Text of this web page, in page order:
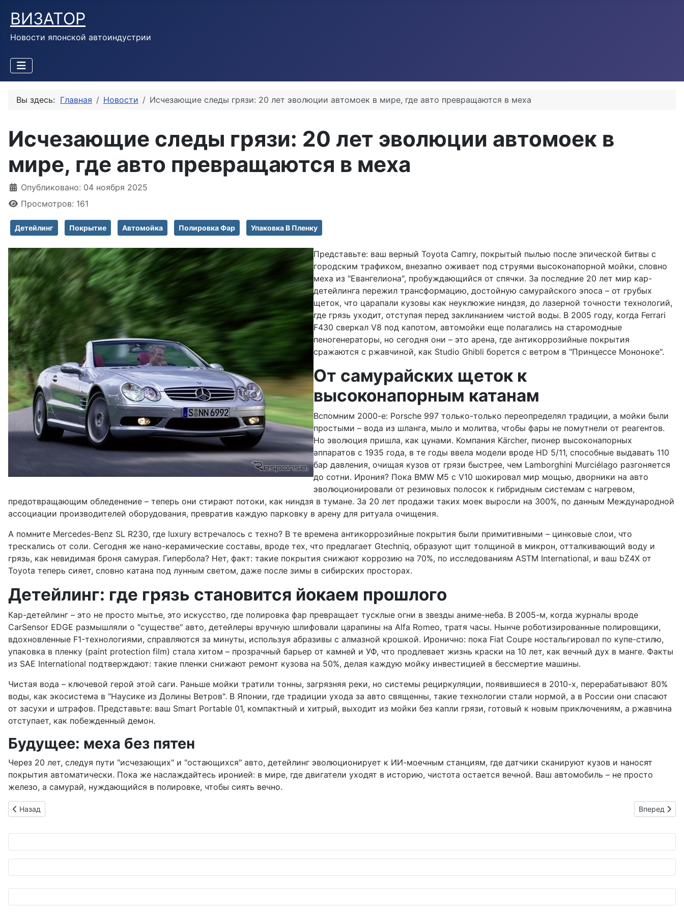
ВИЗАТОР
Новости японской автоиндустрии
Вы здесь: Главная Новости Исчезающие следы грязи: 20 лет эволюции автомоек в мире, где авто превращаются в меха
Исчезающие следы грязи: 20 лет эволюции автомоек в
мире, где авто превращаются в меха
Информация о материале
Опубликовано: 04 ноября 2025
Просмотров: 161
Детейлинг Покрытие Автомойка Полировка Фар Упаковка В Пленку
Представьте: ваш верный Toyota Camry, покрытый пылью после эпической битвы с
городским трафиком, внезапно оживает под струями высоконапорной мойки, словно
меха из "Евангелиона", пробуждающийся от спячки. За последние 20 лет мир кар-
детейлинга пережил трансформацию, достойную самурайского эпоса – от грубых
щеток, что царапали кузовы как неуклюжие ниндзя, до лазерной точности технологий,
где грязь уходит, отступая перед заклинанием чистой воды. В 2005 году, когда Ferrari
F430 сверкал V8 под капотом, автомойки еще полагались на старомодные
пеногенераторы, но сегодня они – это арена, где антикоррозийные покрытия
сражаются с ржавчиной, как Studio Ghibli борется с ветром в "Принцессе Мононоке".
От самурайских щеток к
высоконапорным катанам
Вспомним 2000-е: Porsche 997 только-только переопределял традиции, а мойки были
простыми – вода из шланга, мыло и молитва, чтобы фары не помутнели от реагентов.
Но эволюция пришла, как цунами. Компания Kärcher, пионер высоконапорных
аппаратов с 1935 года, в те годы ввела модели вроде HD 5/11, способные выдавать 110
бар давления, очищая кузов от грязи быстрее, чем Lamborghini Murciélago разгоняется
до сотни. Ирония? Пока BMW M5 с V10 шокировал мир мощью, дворники на авто
эволюционировали от резиновых полосок к гибридным системам с нагревом,
предотвращающим обледенение – теперь они стирают потоки, как ниндзя в тумане. За 20 лет продажи таких моек выросли на 300%, по данным Международной
ассоциации производителей оборудования, превратив каждую парковку в арену для ритуала очищения.
А помните Mercedes-Benz SL R230, где luxury встречалось с техно? В те времена антикоррозийные покрытия были примитивными – цинковые слои, что
трескались от соли. Сегодня же нано-керамические составы, вроде тех, что предлагает Gtechniq, образуют щит толщиной в микрон, отталкивающий воду и
грязь, как невидимая броня самурая. Гипербола? Нет, факт: такие покрытия снижают коррозию на 70%, по исследованиям ASTM International, и ваш bZ4X от
Toyota теперь сияет, словно катана под лунным светом, даже после зимы в сибирских просторах.
Детейлинг: где грязь становится йокаем прошлого
Кар-детейлинг – это не просто мытье, это искусство, где полировка фар превращает тусклые огни в звезды аниме-неба. В 2005-м, когда журналы вроде
CarSensor EDGE размышляли о "существе" авто, детейлеры вручную шлифовали царапины на Alfa Romeo, тратя часы. Нынче роботизированные полировщики,
вдохновленные F1-технологиями, справляются за минуты, используя абразивы с алмазной крошкой. Иронично: пока Fiat Coupe ностальгировал по купе-стилю,
упаковка в пленку (paint protection film) стала хитом – прозрачный барьер от камней и УФ, что продлевает жизнь краски на 10 лет, как вечный дух в манге. Факты
из SAE International подтверждают: такие пленки снижают ремонт кузова на 50%, делая каждую мойку инвестицией в бессмертие машины.
Чистая вода – ключевой герой этой саги. Раньше мойки тратили тонны, загрязняя реки, но системы рециркуляции, появившиеся в 2010-х, перерабатывают 80%
воды, как экосистема в "Наусике из Долины Ветров". В Японии, где традиции ухода за авто священны, такие технологии стали нормой, а в России они спасают
от засухи и штрафов. Представьте: ваш Smart Portable 01, компактный и хитрый, выходит из мойки без капли грязи, готовый к новым приключениям, а ржавчина
отступает, как побежденный демон.
Будущее: меха без пятен
Через 20 лет, следуя пути "исчезающих" и "остающихся" авто, детейлинг эволюционирует к ИИ-моечным станциям, где датчики сканируют кузов и наносят
покрытия автоматически. Пока же наслаждайтесь иронией: в мире, где двигатели уходят в историю, чистота остается вечной. Ваш автомобиль – не просто
железо, а самурай, нуждающийся в полировке, чтобы сиять вечно.
Предыдущий: Драматический апгрейд звука для Jeep Wrangler JL: меняем динамики на родных местах без лишнего шума
Назад Следующий:
Вперед